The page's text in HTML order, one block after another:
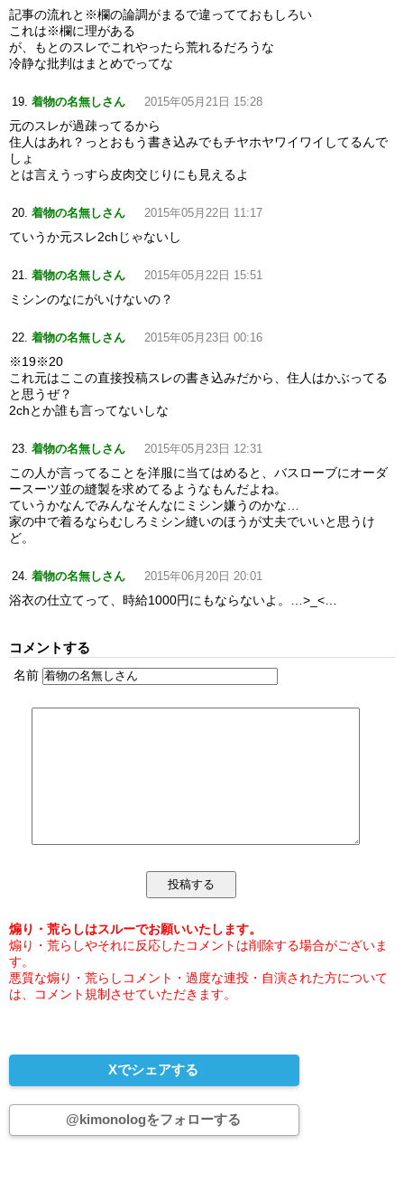
記事の流れと※欄の論調がまるで違ってておもしろい
これは※欄に理がある
が、もとのスレでこれやったら荒れるだろうな
冷静な批判はまとめでってな
着物の名無しさん 2015年05月21日 15:28
元のスレが過疎ってるから
住人はあれ？っとおもう書き込みでもチヤホヤワイワイしてるんで
しょ
とは言えうっすら皮肉交じりにも見えるよ
着物の名無しさん 2015年05月22日 11:17
ていうか元スレ2chじゃないし
着物の名無しさん 2015年05月22日 15:51
ミシンのなにがいけないの？
着物の名無しさん 2015年05月23日 00:16
※19※20
これ元はここの直接投稿スレの書き込みだから、住人はかぶってる
と思うぜ？
2chとか誰も言ってないしな
着物の名無しさん 2015年05月23日 12:31
この人が言ってることを洋服に当てはめると、バスローブにオーダ
ースーツ並の縫製を求めてるようなもんだよね。
ていうかなんでみんなそんなにミシン嫌うのかな…
家の中で着るならむしろミシン縫いのほうが丈夫でいいと思うけ
ど。
着物の名無しさん 2015年06月20日 20:01
浴衣の仕立てって、時給1000円にもならないよ。…>_<…
コメントする
名前
煽り・荒らしはスルーでお願いいたします。
煽り・荒らしやそれに反応したコメントは削除する場合がございま
す。
悪質な煽り・荒らしコメント・過度な連投・自演された方について
は、コメント規制させていただきます。
Xでシェアする
@kimonologをフォローする